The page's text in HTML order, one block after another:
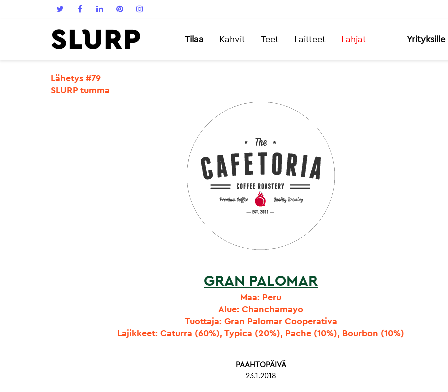
Tilaa Kahvit Teet Laitteet Lahjat Yrityksille
Lähetys #79
SLURP tumma
GRAN PALOMAR
Maa: Peru
Alue: Chanchamayo
Tuottaja: Gran Palomar Cooperativa
Lajikkeet: Caturra (60%), Typica (20%), Pache (10%), Bourbon (10%)
PAAHTOPÄIVÄ
23.1.2018